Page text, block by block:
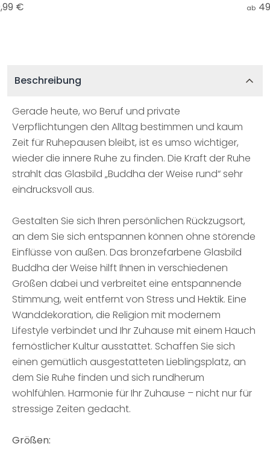
€
ab
Beschreibung
Gerade heute, wo Beruf und private
Verpflichtungen den Alltag bestimmen und kaum
Zeit für Ruhepausen bleibt, ist es umso wichtiger,
wieder die innere Ruhe zu finden. Die Kraft der Ruhe
strahlt das Glasbild „Buddha der Weise rund“ sehr
eindrucksvoll aus.
Gestalten Sie sich Ihren persönlichen Rückzugsort,
an dem Sie sich entspannen können ohne störende
Einflüsse von außen. Das bronzefarbene Glasbild
Buddha der Weise hilft Ihnen in verschiedenen
Größen dabei und verbreitet eine entspannende
Stimmung, weit entfernt von Stress und Hektik. Eine
Wanddekoration, die Religion mit modernem
Lifestyle verbindet und Ihr Zuhause mit einem Hauch
fernöstlicher Kultur ausstattet. Schaffen Sie sich
einen gemütlich ausgestatteten Lieblingsplatz, an
dem Sie Ruhe finden und sich rundherum
wohlfühlen. Harmonie für Ihr Zuhause – nicht nur für
stressige Zeiten gedacht.
Größen: